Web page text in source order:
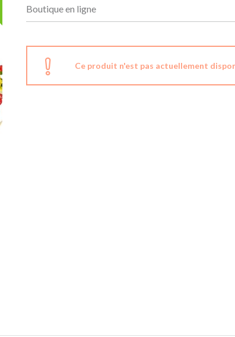
Boutique en ligne
Ce produit n'est pas actuellement